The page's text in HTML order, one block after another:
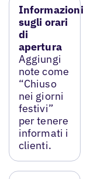
Informazioni
sugli orari
di
apertura
Aggiungi
note come
“Chiuso
nei giorni
festivi”
per tenere
informati i
clienti.